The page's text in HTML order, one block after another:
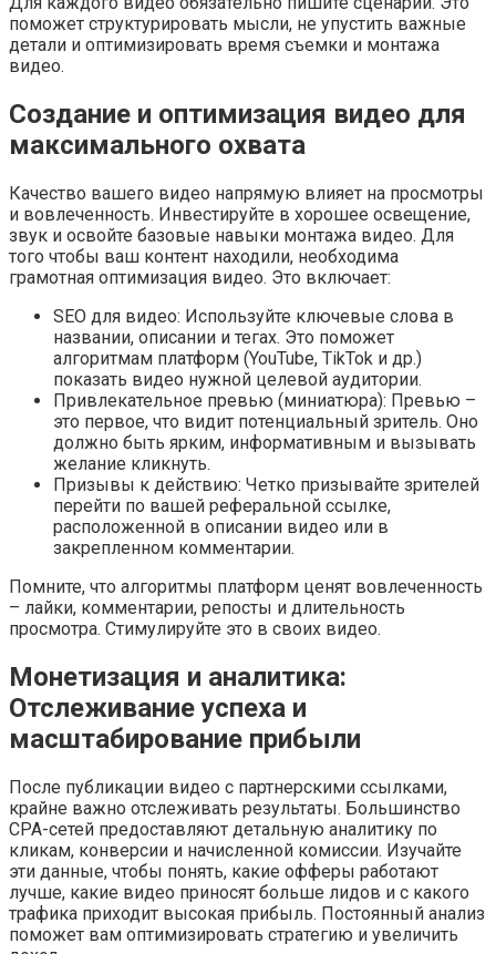
поможет структурировать мысли, не упустить важные
детали и оптимизировать время съемки и монтажа
видео.
Создание и оптимизация видео для
максимального охвата
Качество вашего видео напрямую влияет на просмотры
и вовлеченность. Инвестируйте в хорошее освещение,
звук и освойте базовые навыки монтажа видео. Для
того чтобы ваш контент находили, необходима
грамотная оптимизация видео. Это включает:
SEO для видео: Используйте ключевые слова в
названии, описании и тегах. Это поможет
алгоритмам платформ (YouTube, TikTok и др.)
показать видео нужной целевой аудитории.
Привлекательное превью (миниатюра): Превью –
это первое, что видит потенциальный зритель. Оно
должно быть ярким, информативным и вызывать
желание кликнуть.
Призывы к действию: Четко призывайте зрителей
перейти по вашей реферальной ссылке,
расположенной в описании видео или в
закрепленном комментарии.
Помните, что алгоритмы платформ ценят вовлеченность
– лайки, комментарии, репосты и длительность
просмотра. Стимулируйте это в своих видео.
Монетизация и аналитика:
Отслеживание успеха и
масштабирование прибыли
После публикации видео с партнерскими ссылками,
крайне важно отслеживать результаты. Большинство
CPA-сетей предоставляют детальную аналитику по
кликам, конверсии и начисленной комиссии. Изучайте
эти данные, чтобы понять, какие офферы работают
лучше, какие видео приносят больше лидов и с какого
трафика приходит высокая прибыль. Постоянный анализ
поможет вам оптимизировать стратегию и увеличить